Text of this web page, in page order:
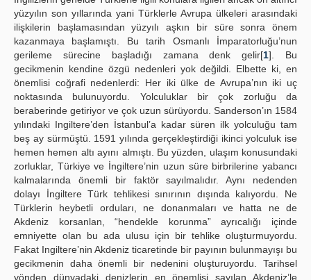
Kılavuzlar
yüzyılın son yıllarında yani Türklerle Avrupa ülkeleri arasındaki
ilişkilerin başlamasından yüzyılı aşkın bir süre sonra önem
kazanmaya başlamıştı. Bu tarih Osmanlı İmparatorluğu’nun
gerileme sürecine başladığı zamana denk gelir[1]. Bu
gecikmenin kendine özgü nedenleri yok değildi. Elbette ki, en
önemlisi coğrafi nedenlerdi: Her iki ülke de Avrupa’nın iki uç
noktasında bulunuyordu. Yolculuklar bir çok zorluğu da
beraberinde getiriyor ve çok uzun sürüyordu. Sanderson’ın 1584
yılındaki Ingiltere’den İstanbul’a kadar süren ilk yolculuğu tam
beş ay sürmüştü. 1591 yılında gerçekleştirdiği ikinci yolculuk ise
hemen hemen altı ayını almıştı. Bu yüzden, ulaşım konusundaki
zorluklar, Türkiye ve İngiltere’nin uzun süre birbrilerine yabancı
kalmalarında önemli bir faktör sayılmalıdır. Aynı nedenden
dolayı İngiltere Türk tehlikesi sınırının dışında kalıyordu. Ne
Türklerin heybetli orduları, ne donanmaları ve hatta ne de
Akdeniz korsanlan, “hendekle korunma” ayrıcalığı içinde
emniyette olan bu ada ulusu için bir tehlike oluşturmuyordu.
Fakat Ingiltere’nin Akdeniz ticaretinde bir payının bulunmayışı bu
gecikmenin daha önemli bir nedenini oluşturuyordu. Tarihsel
yönden dünyadaki denizlerin en önemlisi sayılan Akdeniz’le